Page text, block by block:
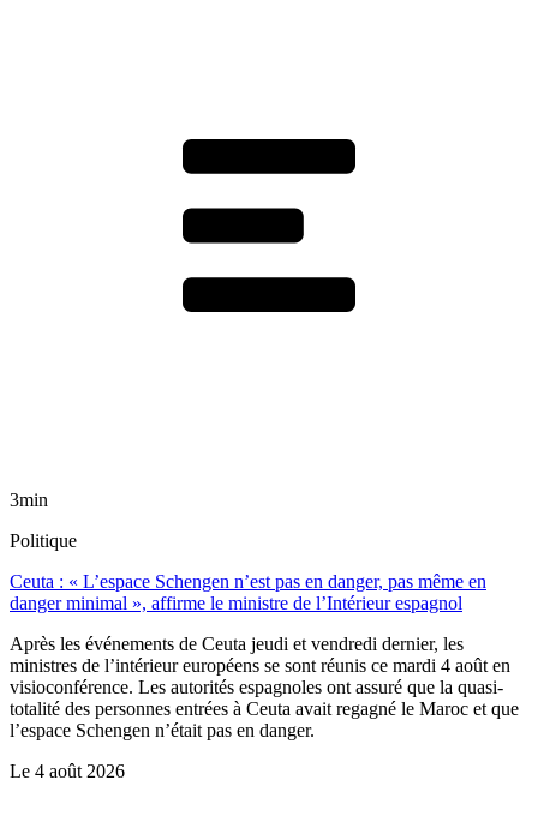
3min
Politique
Ceuta : « L’espace Schengen n’est pas en danger, pas même en
danger minimal », affirme le ministre de l’Intérieur espagnol
Après les événements de Ceuta jeudi et vendredi dernier, les
ministres de l’intérieur européens se sont réunis ce mardi 4 août en
visioconférence. Les autorités espagnoles ont assuré que la quasi-
totalité des personnes entrées à Ceuta avait regagné le Maroc et que
l’espace Schengen n’était pas en danger.
Le 4 août 2026